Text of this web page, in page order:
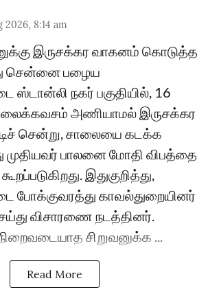
2026, 8:14 am
இருசக்கர வாகனம் கொடுத்த
பழைய
நகர் பகுதியில், 16
அணியாமல் இருசக்கர
சென்று, சாலையை கடக்க
முதியவர் பாலனை மோதி விபத்தை
இதுகுறித்து,
போக்குவரத்து காவல்துறையினர்
விசாரணை நடத்தினர்.
சிறுவனுக்க ...
Read More